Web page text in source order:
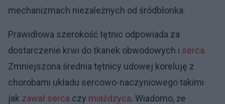
mechanizmach niezależnych od śródbłonka.
Prawidłowa szerokość tętnic odpowiada za
dostarczenie krwi do tkanek obwodowych i serca.
Zmniejszona średnia tętnicy udowej koreluję z
chorobami układu sercowo-naczyniowego takimi
jak zawał serca czy miażdżyca. Wiadomo, że